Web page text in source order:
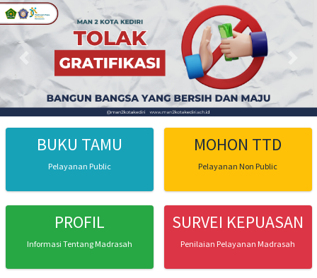
Previous
BUKU TAMU
Pelayanan Public
MOHON TTD
Pelayanan Non Public
PROFIL
Informasi Tentang Madrasah
SURVEI KEPUASAN
Penilaian Pelayanan Madrasah